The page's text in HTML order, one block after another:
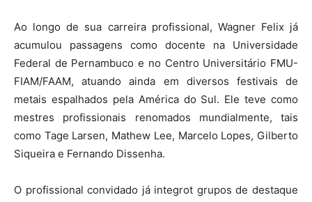
Ao longo de sua carreira profissional, Wagner Felix já
acumulou passagens como docente na Universidade
Federal de Pernambuco e no Centro Universitário FMU-
FIAM/FAAM, atuando ainda em diversos festivais de
metais espalhados pela América do Sul. Ele teve como
mestres profissionais renomados mundialmente, tais
como Tage Larsen, Mathew Lee, Marcelo Lopes, Gilberto
Siqueira e Fernando Dissenha.
O profissional convidado já integrot grupos de destaque